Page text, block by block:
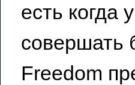
есть когда
совершать
Freedom